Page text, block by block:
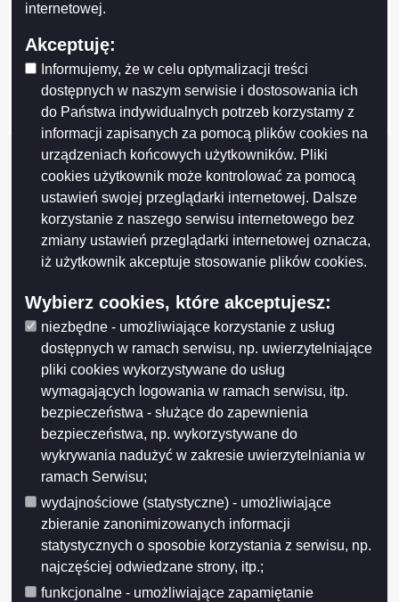
internetowej.
Akceptuję:
Informujemy, że w celu optymalizacji treści
dostępnych w naszym serwisie i dostosowania ich
do Państwa indywidualnych potrzeb korzystamy z
informacji zapisanych za pomocą plików cookies na
urządzeniach końcowych użytkowników. Pliki
cookies użytkownik może kontrolować za pomocą
ustawień swojej przeglądarki internetowej. Dalsze
korzystanie z naszego serwisu internetowego bez
zmiany ustawień przeglądarki internetowej oznacza,
iż użytkownik akceptuje stosowanie plików cookies.
Wybierz cookies, które akceptujesz:
niezbędne - umożliwiające korzystanie z usług
dostępnych w ramach serwisu, np. uwierzytelniające
pliki cookies wykorzystywane do usług
wymagających logowania w ramach serwisu, itp.
bezpieczeństwa - służące do zapewnienia
bezpieczeństwa, np. wykorzystywane do
wykrywania nadużyć w zakresie uwierzytelniania w
ramach Serwisu;
wydajnościowe (statystyczne) - umożliwiające
zbieranie zanonimizowanych informacji
statystycznych o sposobie korzystania z serwisu, np.
najczęściej odwiedzane strony, itp.;
funkcjonalne - umożliwiające zapamiętanie
Projekt współfinansowany przez Unię Europejską z Europejskiego Funduszu
Województwa Podlaskiego na lata 2007-2013
FUNDUSZE EUROPEJSKIE - DLA ROZWOJU WOJEWÓDZTWA PODLASKIEGO
Urząd Marszałkowski Województwa Podlaskiego – Instytucja Zarządzająca